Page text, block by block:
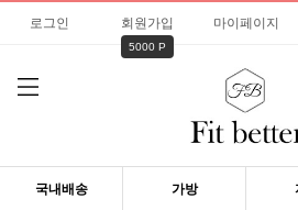
로그인 회원가입
5000 P
마이페이지
국내배송 가방